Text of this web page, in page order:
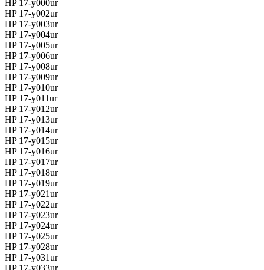
HP 17-y000ur
HP 17-y002ur
HP 17-y003ur
HP 17-y004ur
HP 17-y005ur
HP 17-y006ur
HP 17-y008ur
HP 17-y009ur
HP 17-y010ur
HP 17-y011ur
HP 17-y012ur
HP 17-y013ur
HP 17-y014ur
HP 17-y015ur
HP 17-y016ur
HP 17-y017ur
HP 17-y018ur
HP 17-y019ur
HP 17-y021ur
HP 17-y022ur
HP 17-y023ur
HP 17-y024ur
HP 17-y025ur
HP 17-y028ur
HP 17-y031ur